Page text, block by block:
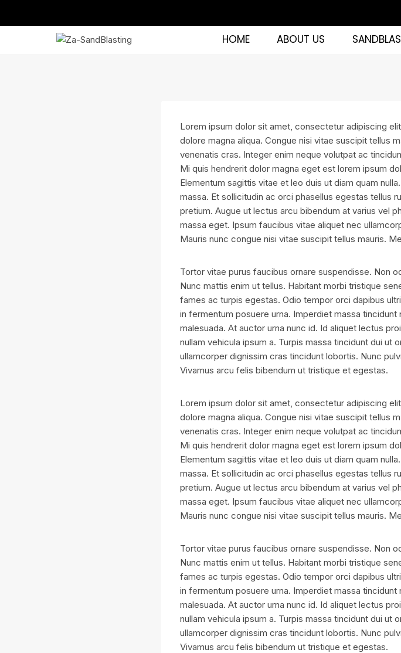
HOME ABOUT US
Lorem ipsum dolor sit amet, consectetur adipiscing
dolore magna aliqua. Congue nisi vitae suscipit tellus
venenatis cras. Integer enim neque volutpat ac
Mi quis hendrerit dolor magna eget est lorem ipsum
Elementum sagittis vitae et leo duis ut diam quam
massa. Et sollicitudin ac orci phasellus egestas tellus
pretium. Augue ut lectus arcu bibendum at varius vel
massa eget. Ipsum faucibus vitae aliquet nec
Mauris nunc congue nisi vitae suscipit tellus mauris.
Tortor vitae purus faucibus ornare suspendisse. Non
Nunc mattis enim ut tellus. Habitant morbi tristique
fames ac turpis egestas. Odio tempor orci dapibus
in fermentum posuere urna. Imperdiet massa tincidunt
malesuada. At auctor urna nunc id. Id aliquet lectus
nullam vehicula ipsum a. Turpis massa tincidunt dui ut
ullamcorper dignissim cras tincidunt lobortis. Nunc
Vivamus arcu felis bibendum ut tristique et egestas.
Lorem ipsum dolor sit amet, consectetur adipiscing
dolore magna aliqua. Congue nisi vitae suscipit tellus
venenatis cras. Integer enim neque volutpat ac
Mi quis hendrerit dolor magna eget est lorem ipsum
Elementum sagittis vitae et leo duis ut diam quam
massa. Et sollicitudin ac orci phasellus egestas tellus
pretium. Augue ut lectus arcu bibendum at varius vel
massa eget. Ipsum faucibus vitae aliquet nec
Mauris nunc congue nisi vitae suscipit tellus mauris.
Tortor vitae purus faucibus ornare suspendisse. Non
Nunc mattis enim ut tellus. Habitant morbi tristique
fames ac turpis egestas. Odio tempor orci dapibus
in fermentum posuere urna. Imperdiet massa tincidunt
malesuada. At auctor urna nunc id. Id aliquet lectus
nullam vehicula ipsum a. Turpis massa tincidunt dui ut
ullamcorper dignissim cras tincidunt lobortis. Nunc
Vivamus arcu felis bibendum ut tristique et egestas.